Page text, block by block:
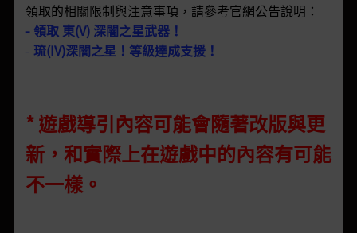
領取的相關限制與注意事項，請參考官網公告說明：
- 領取 東(V) 深闇之星武器！
- 琉(IV)深闇之星！等級達成支援！
* 遊戲導引內容可能會隨著改版與更
新，和實際上在遊戲中的內容有可能
不一樣。